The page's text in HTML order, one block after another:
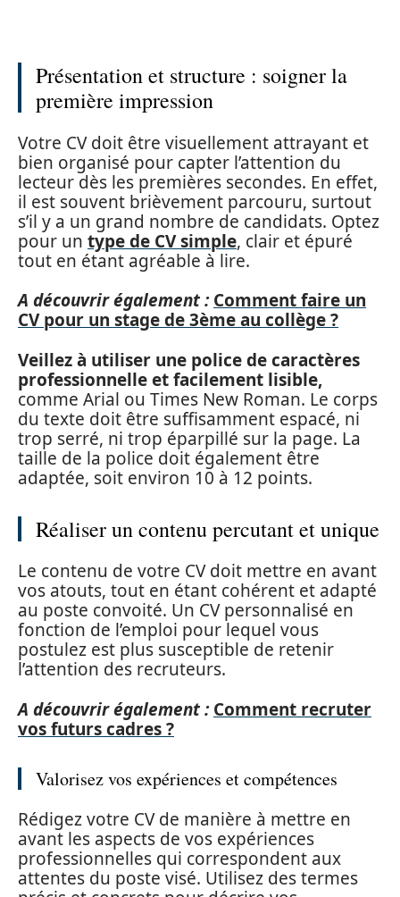
Présentation et structure : soigner la
première impression
Votre CV doit être visuellement attrayant et
bien organisé pour capter l’attention du
lecteur dès les premières secondes. En effet,
il est souvent brièvement parcouru, surtout
s’il y a un grand nombre de candidats. Optez
pour un type de CV simple, clair et épuré
tout en étant agréable à lire.
A découvrir également : Comment faire un
CV pour un stage de 3ème au collège ?
Veillez à utiliser une police de caractères
professionnelle et facilement lisible,
comme Arial ou Times New Roman. Le corps
du texte doit être suffisamment espacé, ni
trop serré, ni trop éparpillé sur la page. La
taille de la police doit également être
adaptée, soit environ 10 à 12 points.
Réaliser un contenu percutant et unique
Le contenu de votre CV doit mettre en avant
vos atouts, tout en étant cohérent et adapté
au poste convoité. Un CV personnalisé en
fonction de l’emploi pour lequel vous
postulez est plus susceptible de retenir
l’attention des recruteurs.
A découvrir également : Comment recruter
vos futurs cadres ?
Valorisez vos expériences et compétences
Rédigez votre CV de manière à mettre en
avant les aspects de vos expériences
professionnelles qui correspondent aux
attentes du poste visé. Utilisez des termes